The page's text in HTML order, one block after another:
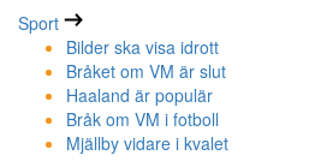
Sport
Bilder ska visa idrott
Bråket om VM är slut
Haaland är populär
Bråk om VM i fotboll
Mjällby vidare i kvalet